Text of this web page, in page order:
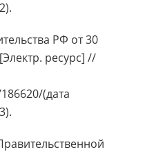
РФ от 30
ресурс] //
(дата